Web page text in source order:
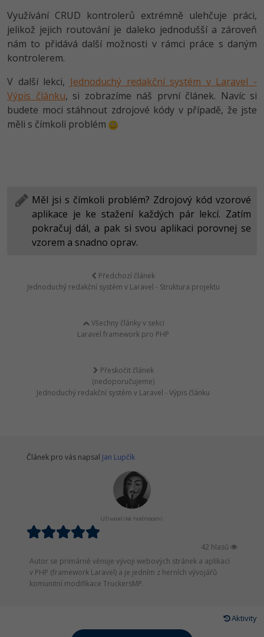
Využívání CRUD kontrolerů extrémně ulehčuje práci,
jelikož jejich routování je daleko jednodušší a zároveň
nám to přidává další možnosti v rámci práce s daným
kontrolerem.
V další lekci, Jednoduchý redakční systém v Laravel -
Výpis článku, si zobrazíme náš první článek. Navíc si
budete moci stáhnout zdrojové kódy v případě, že jste
měli s čímkoli problém
Měl jsi s čímkoli problém? Zdrojový kód vzorové
aplikace je ke stažení každých pár lekcí. Zatím
pokračuj dál, a pak si svou aplikaci porovnej se
vzorem a snadno oprav.
Předchozí článek
Jednoduchý redakční systém v Laravel - Struktura projektu
Všechny články v sekci
Laravel framework pro PHP
Přeskočit článek
(nedoporučujeme)
Jednoduchý redakční systém v Laravel - Výpis článku
Článek pro vás napsal Jan Lupčík
Uživatelské hodnocení:
42 hlasů
Autor se primárně věnuje vývoji webových stránek a aplikací
v PHP (framework Laravel) a je jedním z herních vývojářů
komunitní modifikace TruckersMP.
Aktivity